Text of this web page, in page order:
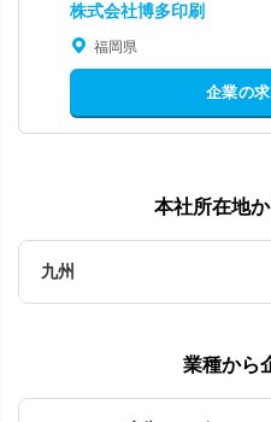
株式会社博多印刷
福岡県
企業の
本社所在地
九州
業種から